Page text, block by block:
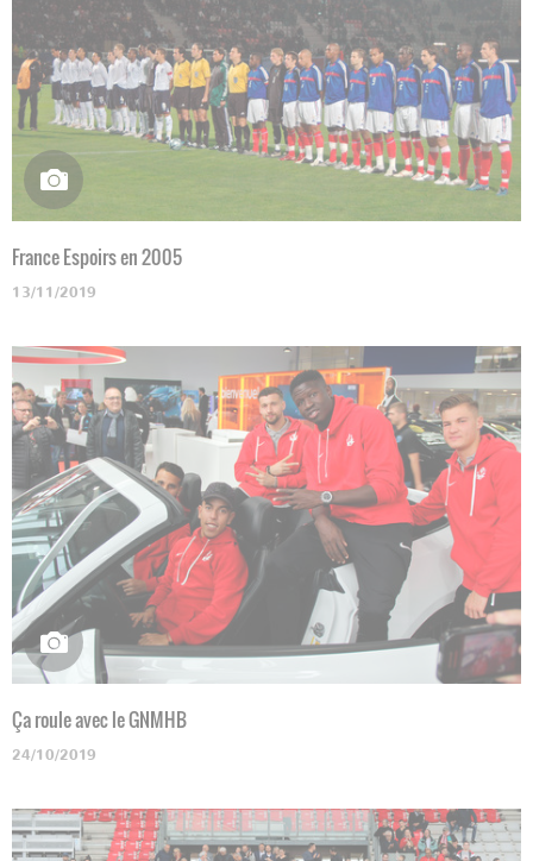
France Espoirs en 2005
13/11/2019
Ça roule avec le GNMHB
24/10/2019